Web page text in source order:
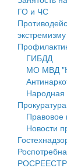
Оценка
Нормативы
Правила
Проекты
Собрание
ГО и ЧС
экстремизму
ГИБДД
МО МВД
Народная
Новости
РОСРЕЕСТР